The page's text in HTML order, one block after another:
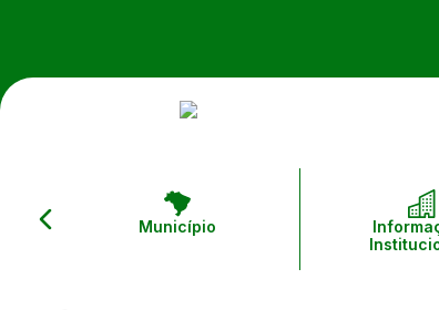
Município